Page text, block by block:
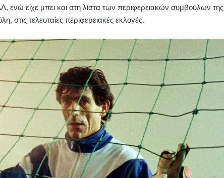
ενώ είχε μπει και στη λίστα των περιφερειακών συμβούλων της
στις τελευταίες περιφερειακές εκλογές.